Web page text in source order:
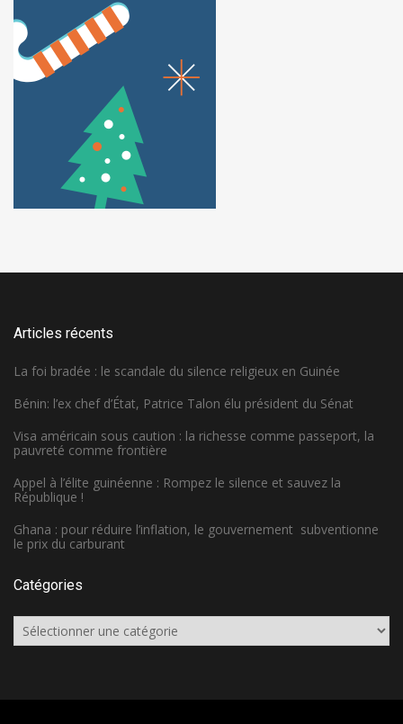
Articles récents
La foi bradée : le scandale du silence religieux en Guinée
Bénin: l’ex chef d’État, Patrice Talon élu président du Sénat
Visa américain sous caution : la richesse comme passeport, la
pauvreté comme frontière
Appel à l’élite guinéenne : Rompez le silence et sauvez la
République !
Ghana : pour réduire l’inflation, le gouvernement subventionne
le prix du carburant
Catégories
Catégories